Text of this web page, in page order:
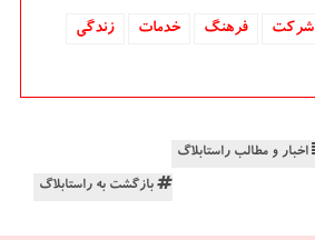
شركت فرهنگ خدمات
زندگی
اخبار و مطالب راستابلاگ
بازگشت به راستابلاگ